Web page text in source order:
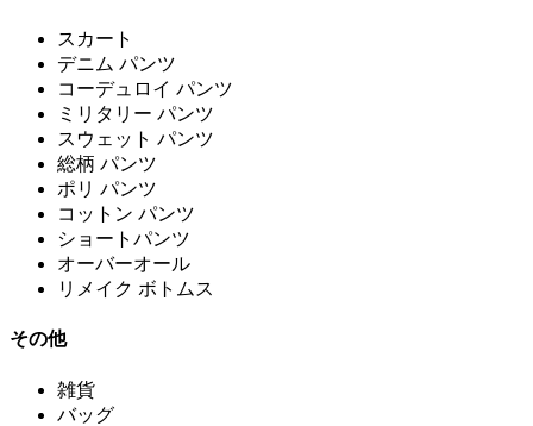
スカート
デニム パンツ
コーデュロイ パンツ
ミリタリー パンツ
スウェット パンツ
総柄 パンツ
ポリ パンツ
コットン パンツ
ショートパンツ
オーバーオール
リメイク ボトムス
その他
雑貨
バッグ